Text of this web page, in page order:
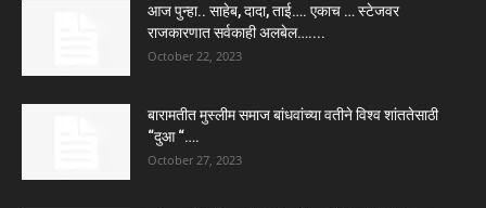
आज पुन्हा.. साहेब, दादा, ताई…. एकाच … स्टेजवर
राजकारणात सर्वकाही अलबेल…....
October 22, 2023
बारामतीत मुस्लीम समाज बांधवांच्या वतीने विश्व शांततेसाठी
“दुआ “….
October 27, 2023